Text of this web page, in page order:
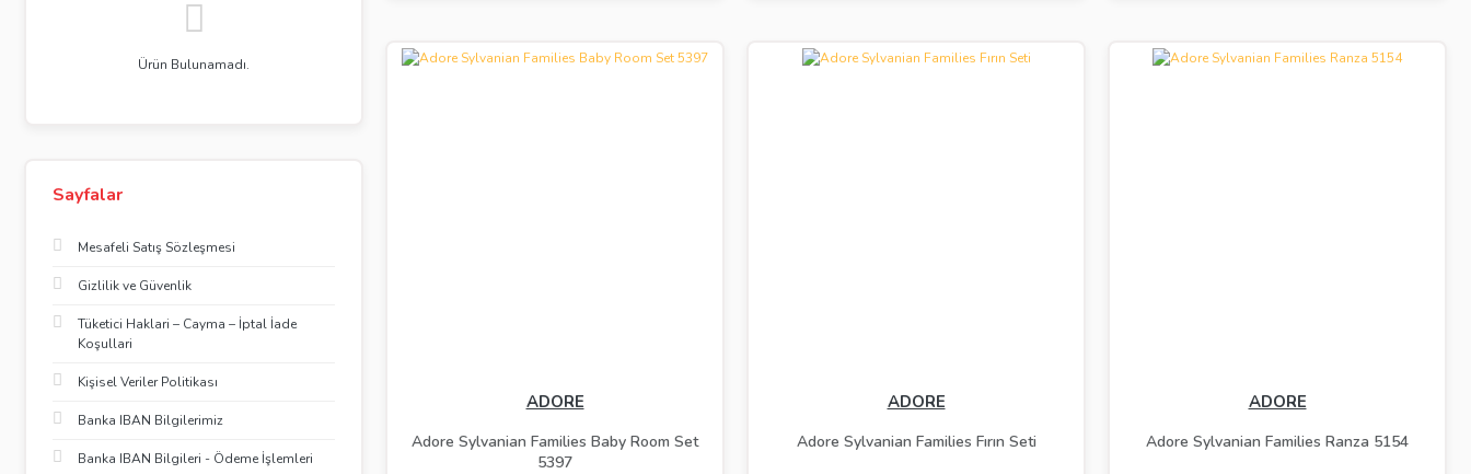
Ürün Bulunamadı.
Sayfalar
Mesafeli Satış Sözleşmesi
Gizlilik ve Güvenlik
Tüketici Haklari – Cayma – İptal İade
Koşullari
Kişisel Veriler Politikası
Banka IBAN Bilgilerimiz
Banka IBAN Bilgileri - Ödeme İşlemleri
ADORE
Adore Sylvanian Families Baby Room Set
5397
ADORE
Adore Sylvanian Families Fırın Seti
ADORE
Adore Sylvanian Families Ranza 5154